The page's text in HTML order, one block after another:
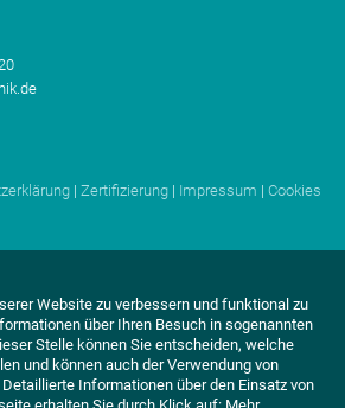
Website zu verbessern und funktional zu
über Ihren Besuch in sogenannten
Stelle können Sie entscheiden, welche
und können auch der Verwendung von
Detaillierte Informationen über den Einsatz von
| Zertifizierung | Impressum | Cookies